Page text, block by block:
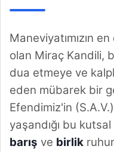
Maneviyatımızın
olan Miraç Kandili,
dua etmeye ve
eden mübarek bir
Efendimiz'in
yaşandığı bu
barış ve birlik